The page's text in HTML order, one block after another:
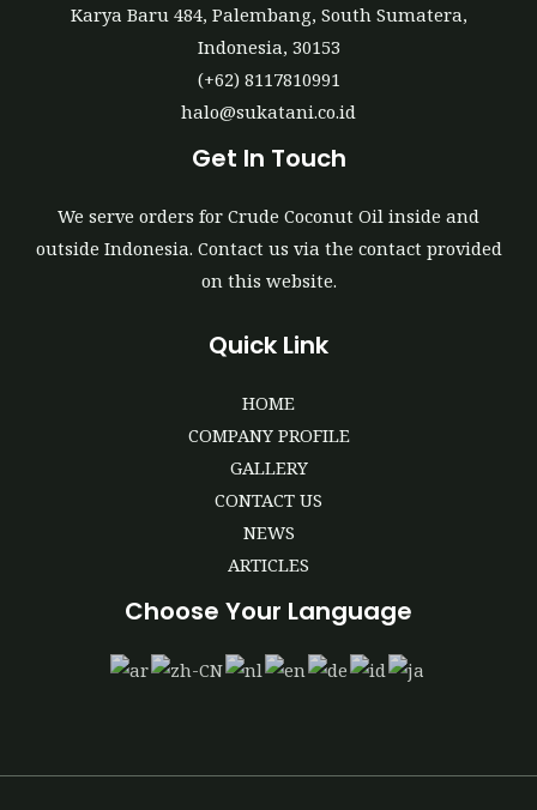
Karya Baru 484, Palembang, South Sumatera,
Indonesia, 30153
(+62) 8117810991
halo@sukatani.co.id
Get In Touch
We serve orders for Crude Coconut Oil inside and
outside Indonesia. Contact us via the contact provided
on this website.
Quick Link
HOME
COMPANY PROFILE
GALLERY
CONTACT US
NEWS
ARTICLES
Choose Your Language